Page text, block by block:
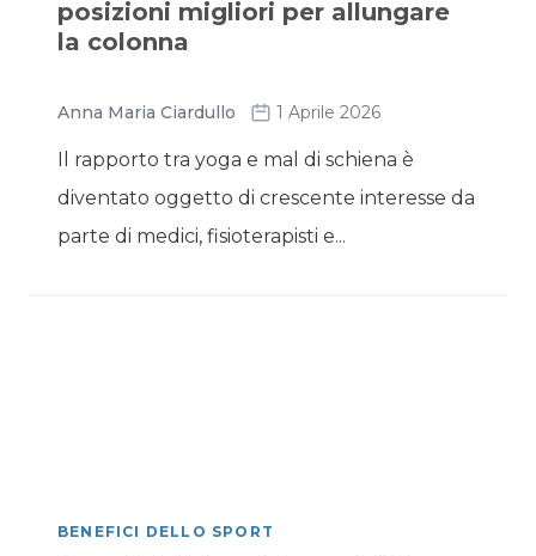
posizioni migliori per allungare
la colonna
Anna Maria Ciardullo 1 Aprile 2026
Il rapporto tra yoga e mal di schiena è
diventato oggetto di crescente interesse da
parte di medici, fisioterapisti e...
BENEFICI DELLO SPORT